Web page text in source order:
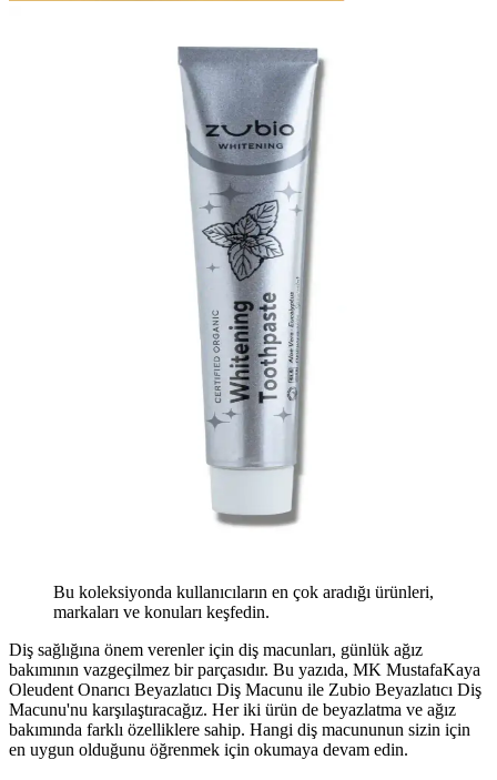
Bu koleksiyonda kullanıcıların en çok aradığı ürünleri,
markaları ve konuları keşfedin.
Diş sağlığına önem verenler için diş macunları, günlük ağız
bakımının vazgeçilmez bir parçasıdır. Bu yazıda, MK MustafaKaya
Oleudent Onarıcı Beyazlatıcı Diş Macunu ile Zubio Beyazlatıcı Diş
Macunu'nu karşılaştıracağız. Her iki ürün de beyazlatma ve ağız
bakımında farklı özelliklere sahip. Hangi diş macununun sizin için
en uygun olduğunu öğrenmek için okumaya devam edin.